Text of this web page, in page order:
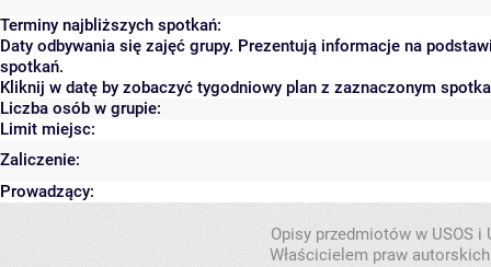
Terminy najbliższych spotkań:
Daty odbywania się zajęć grupy. Prezentują informacje na
spotkań.
Kliknij w datę by zobaczyć tygodniowy plan z zaznaczonym
Liczba osób w grupie:
Limit miejsc:
Zaliczenie:
Prowadzący:
Opisy przedmiotów w USOS
Właścicielem praw